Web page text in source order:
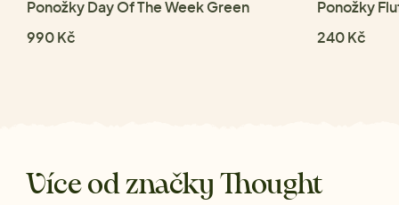
Ponožky Day Of The Week Green
990 Kč
Ponožky
240 Kč
Více od značky Thought